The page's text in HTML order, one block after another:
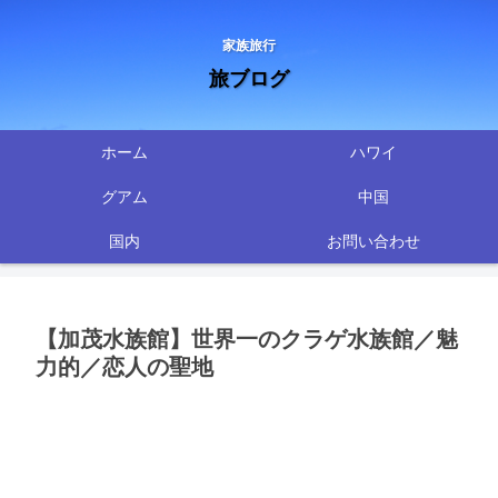
家族旅行
旅ブログ
ホーム ハワイ
グアム 中国
国内 お問い合わせ
【加茂水族館】世界一のクラゲ水族館／魅
力的／恋人の聖地